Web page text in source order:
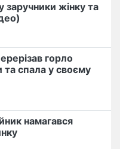
заручники жінку та
горло
та спала у своєму
намагався